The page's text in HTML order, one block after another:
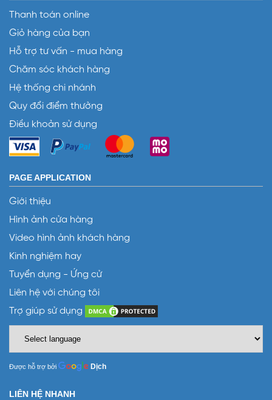
Thanh toán online
Giỏ hàng của bạn
Hỗ trợ tư vấn - mua hàng
Chăm sóc khách hàng
Hệ thống chi nhánh
Quy đổi điểm thưởng
Điều khoản sử dụng
PAGE APPLICATION
Giới thiệu
Hình ảnh cửa hàng
Video hình ảnh khách hàng
Kinh nghiệm hay
Tuyển dụng - Ứng cử
Liên hệ với chúng tôi
Trợ giúp sử dụng
Được hỗ trợ bởi Dịch
LIÊN HỆ NHANH